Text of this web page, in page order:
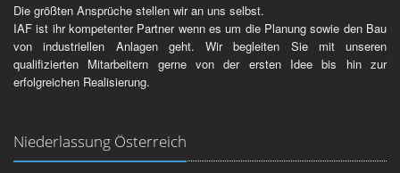
Die größten Ansprüche stellen wir an uns selbst.
IAF ist ihr kompetenter Partner wenn es um die Planung sowie den Bau
von industriellen Anlagen geht. Wir begleiten Sie mit unseren
qualifizierten Mitarbeitern gerne von der ersten Idee bis hin zur
erfolgreichen Realisierung.
Niederlassung Österreich